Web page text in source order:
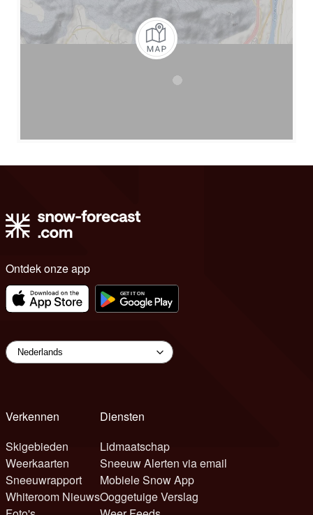
Ontdek onze app
Verkennen
Skigebieden
Weerkaarten
Sneeuwrapport
Whiteroom Nieuws
Diensten
Lidmaatschap
Sneeuw Alerten via email
Mobiele Snow App
Ooggetuige Verslag